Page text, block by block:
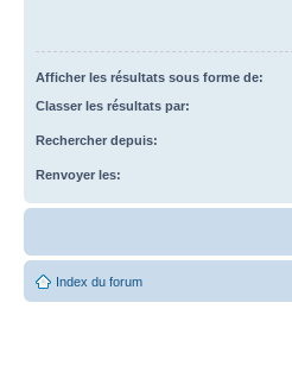
Afficher les résultats sous forme de:
Classer les résultats par:
Rechercher depuis:
Renvoyer les:
Index du forum